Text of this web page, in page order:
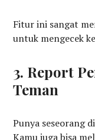
Fitur ini sangat
untuk mengecek
3. Report
Teman
Punya seseorang
Kamu juga bisa